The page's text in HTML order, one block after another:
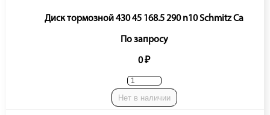
Диск тормозной 430 45 168.5 290 n10 Schmitz Ca
По запросу
0 ₽
Нет в наличии